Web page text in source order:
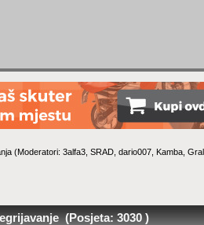
(Moderatori:3alfa3 ,SRAD ,dario007 Kamba ,
(Posjeta: 3030 )